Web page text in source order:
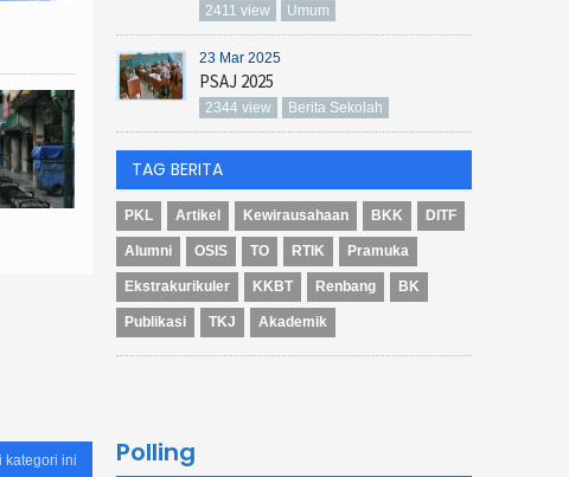
2411 view Umum
23 Mar 2025
PSAJ 2025
2344 view Berita Sekolah
TAG BERITA
PKL Artikel Kewirausahaan BKK DITF
Alumni OSIS TO RTIK Pramuka
Ekstrakurikuler KKBT Renbang BK
Publikasi TKJ Akademik
kategori ini Polling